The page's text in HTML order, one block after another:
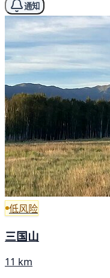
通知
低风险
三国山
11 km